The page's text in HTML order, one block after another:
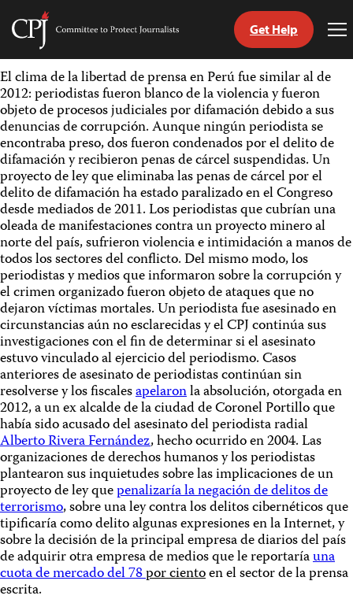
Skip
to
content
Committee
Protect
Journalists
Get Help
El clima de la libertad de prensa en Perú fue similar al de
2012: periodistas fueron blanco de la violencia y fueron
objeto de procesos judiciales por difamación debido a sus
denuncias de corrupción. Aunque ningún periodista se
encontraba preso, dos fueron condenados por el delito de
difamación y recibieron penas de cárcel suspendidas. Un
proyecto de ley que eliminaba las penas de cárcel por el
delito de difamación ha estado paralizado en el Congreso
desde mediados de 2011. Los periodistas que cubrían una
oleada de manifestaciones contra un proyecto minero al
norte del país, sufrieron violencia e intimidación a manos de
todos los sectores del conflicto. Del mismo modo, los
periodistas y medios que informaron sobre la corrupción y
el crimen organizado fueron objeto de ataques que no
dejaron víctimas mortales. Un periodista fue asesinado en
circunstancias aún no esclarecidas y el CPJ continúa sus
investigaciones con el fin de determinar si el asesinato
estuvo vinculado al ejercicio del periodismo. Casos
anteriores de asesinato de periodistas continúan sin
resolverse y los fiscalesapelaronla absolución, otorgada en
2012, a un ex alcalde de la ciudad de Coronel Portillo que
había sido acusado del asesinato del periodista radial
Alberto Rivera Fernández, hecho ocurrido en 2004. Las
organizaciones de derechos humanos y los periodistas
plantearon sus inquietudes sobre las implicaciones de un
proyecto de ley quepenalizaría la negación de delitos de
terrorismo, sobreuna ley contra los delitos cibernéticos que
tipificaría como delito algunas expresiones en la Internet, y
sobre la decisión de la principal empresa de diarios del país
de adquirir otra empresa de medios que le reportaríauna
cuota de mercado del 78por cientoen el sector de la prensa
escrita.